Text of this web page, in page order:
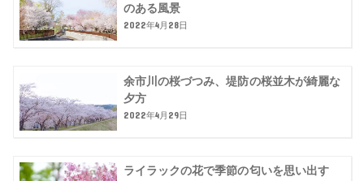
のある風景
2022年4月28日
余市川の桜づつみ、堤防の桜並木が綺麗な
夕方
2022年4月29日
ライラックの花で季節の匂いを思い出す